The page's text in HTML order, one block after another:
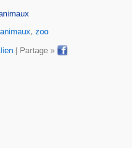
animaux, zoo
| Partage »